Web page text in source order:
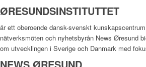
ØRESUNDSINSTITUTTET
är ett oberoende dansk-svenskt
nätverksmöten och nyhetsbyrån News Øresund
om utvecklingen i Sverige och Danmark med